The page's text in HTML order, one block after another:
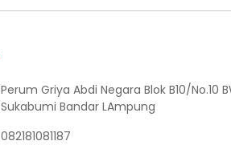
Perum Griya Abdi Negara Blok B10/No.10
Sukabumi Bandar LAmpung
082181081187